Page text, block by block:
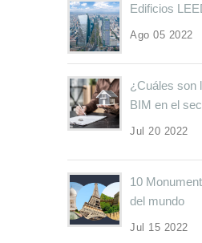
Edificios
Ago 05 2022
¿Cuáles son
BIM en el
Jul 20 2022
10
del mundo
Jul 15 2022